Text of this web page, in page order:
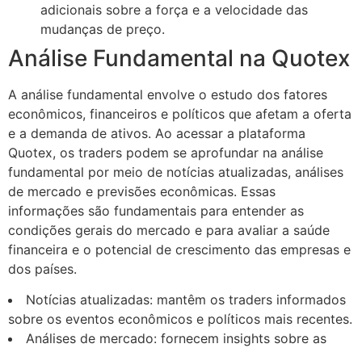
adicionais sobre a força e a velocidade das
mudanças de preço.
Análise Fundamental na Quotex
A análise fundamental envolve o estudo dos fatores
econômicos, financeiros e políticos que afetam a oferta
e a demanda de ativos. Ao acessar a plataforma
Quotex, os traders podem se aprofundar na análise
fundamental por meio de notícias atualizadas, análises
de mercado e previsões econômicas. Essas
informações são fundamentais para entender as
condições gerais do mercado e para avaliar a saúde
financeira e o potencial de crescimento das empresas e
dos países.
Notícias atualizadas: mantêm os traders informados
sobre os eventos econômicos e políticos mais recentes.
Análises de mercado: fornecem insights sobre as